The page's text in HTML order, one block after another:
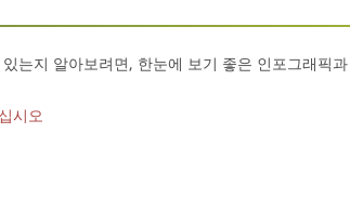
는지 알아보려면, 한눈에 보기 좋은 인포그래
시오